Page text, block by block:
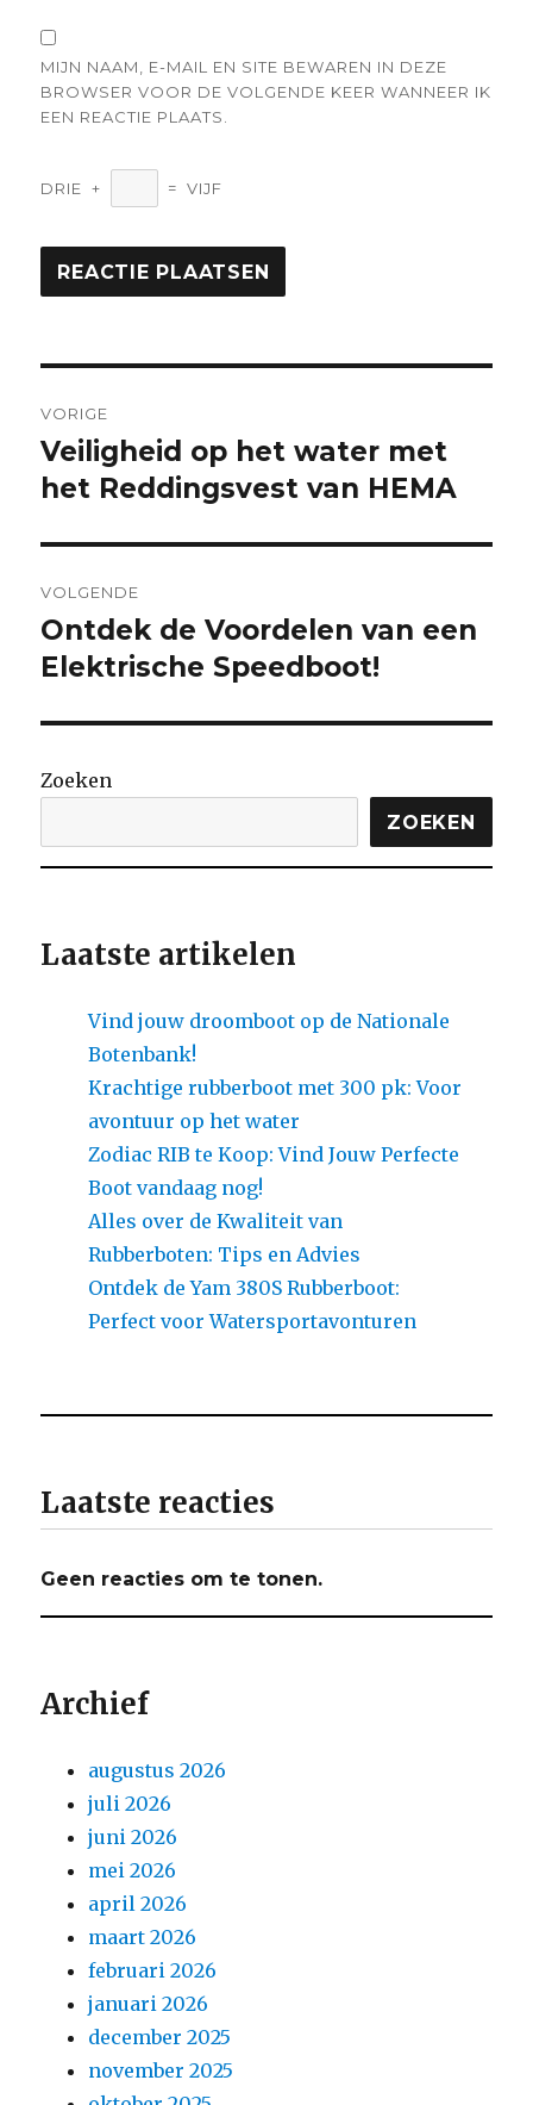
MIJN NAAM, E-MAIL EN SITE BEWAREN IN DEZE
BROWSER VOOR DE VOLGENDE KEER WANNEER IK
EEN REACTIE PLAATS.
DRIE + = VIJF
VORIGE
Vorige
bericht:
Veiligheid op het water met
het Reddingsvest van HEMA
VOLGENDE
Volgende
bericht:
Ontdek de Voordelen van een
Elektrische Speedboot!
Zoeken
ZOEKEN
Laatste artikelen
Vind jouw droomboot op de Nationale
Botenbank!
Krachtige rubberboot met 300 pk: Voor
avontuur op het water
Zodiac RIB te Koop: Vind Jouw Perfecte
Boot vandaag nog!
Alles over de Kwaliteit van
Rubberboten: Tips en Advies
Ontdek de Yam 380S Rubberboot:
Perfect voor Watersportavonturen
Laatste reacties
Geen reacties om te tonen.
Archief
augustus 2026
juli 2026
juni 2026
mei 2026
april 2026
maart 2026
februari 2026
januari 2026
december 2025
november 2025